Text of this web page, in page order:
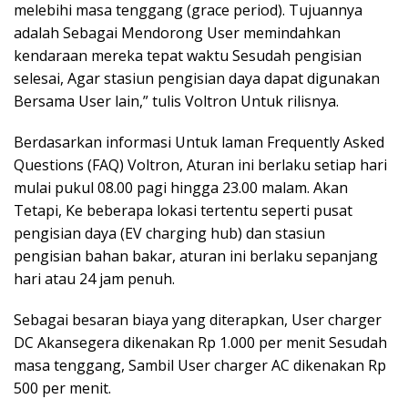
melebihi masa tenggang (grace period). Tujuannya
adalah Sebagai Mendorong User memindahkan
kendaraan mereka tepat waktu Sesudah pengisian
selesai, Agar stasiun pengisian daya dapat digunakan
Bersama User lain,” tulis Voltron Untuk rilisnya.
Berdasarkan informasi Untuk laman Frequently Asked
Questions (FAQ) Voltron, Aturan ini berlaku setiap hari
mulai pukul 08.00 pagi hingga 23.00 malam. Akan
Tetapi, Ke beberapa lokasi tertentu seperti pusat
pengisian daya (EV charging hub) dan stasiun
pengisian bahan bakar, aturan ini berlaku sepanjang
hari atau 24 jam penuh.
Sebagai besaran biaya yang diterapkan, User charger
DC Akansegera dikenakan Rp 1.000 per menit Sesudah
masa tenggang, Sambil User charger AC dikenakan Rp
500 per menit.